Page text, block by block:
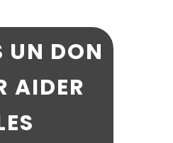
UN DON
AIDER